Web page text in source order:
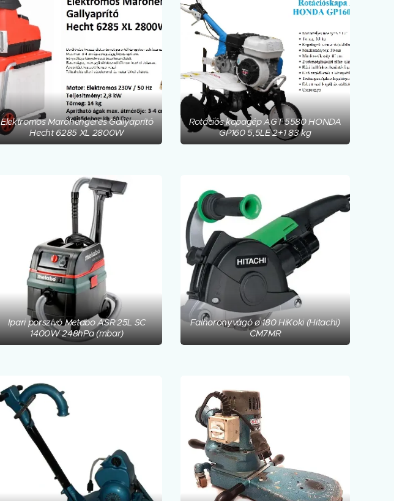
Elektromos Maróhengeres Gallyaprító
Hecht 6285 XL 2800W
Rotációs kapagép AGT 5580 HONDA
GP160 5,5LE 2+1 83 kg
Ipari porszívó Metabo ASR 25L SC
1400W 248hPa (mbar)
Falhoronyvágó ø 180 HiKoki (Hitachi)
CM7MR